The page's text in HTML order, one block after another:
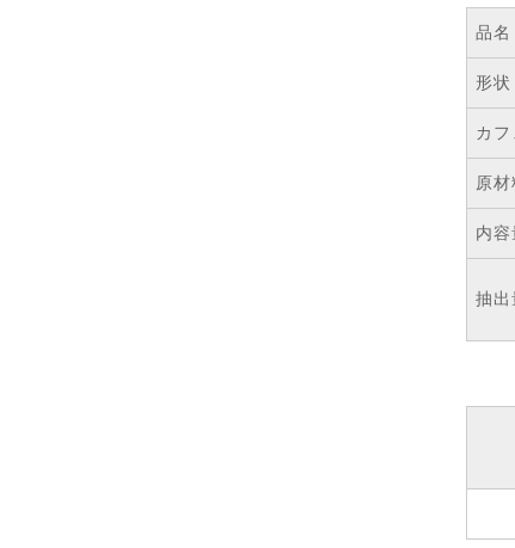
品名
形状
カ
原材
内容
抽出